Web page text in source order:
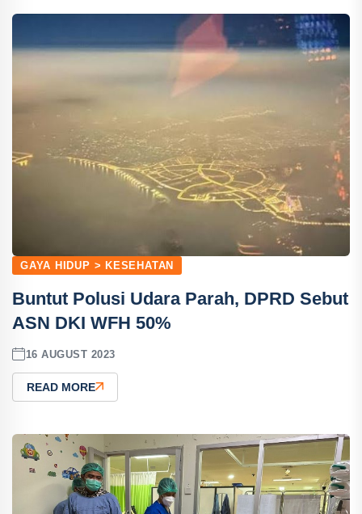
GAYA HIDUP > KESEHATAN
Buntut Polusi Udara Parah, DPRD Sebut
ASN DKI WFH 50%
16 AUGUST 2023
READ MORE